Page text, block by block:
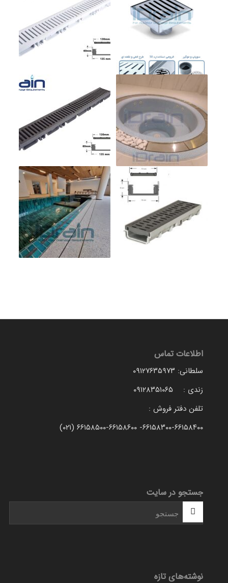
اطلاعات تماس
سلطانی: ۰۹۱۲۷۶۳۵۹۷۳
زندی : ۰۹۱۲۸۳۵۱۰۶۵
تلفن دفتر فروش :
۶۶۱۵۸۳۰۰-۶۶۱۵۸۴۰۰- ۶۶۱۵۸۵۰۰-۶۶۱۵۸۶۰۰ (۰۲۱)
جستجو در سایت
نوشته‌های تازه